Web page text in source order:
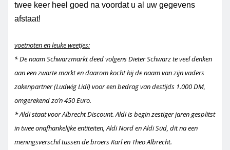
twee keer heel goed na voordat u al uw gegevens
afstaat!
voetnoten en leuke weetjes:
* De naamSchwarzmarktdeed volgens Dieter Schwarz te veel denken
aan een zwarte markt en daarom kocht hij de naam van zijn vaders
zakenpartner (Ludwig Lidl) voor een bedrag van destijds 1.000 DM,
omgerekend zo’n 450 Euro.
* Aldi staat voor Albrecht Discount. Aldi is begin zestiger jaren gesplitst
in twee onafhankelijke entiteiten, Aldi Nord en AldiSüd , dit na een
meningsverschil tussen de broers Karl en Theo Albrecht.